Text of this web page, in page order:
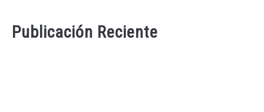
Publicación Reciente